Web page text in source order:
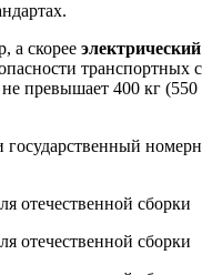
а скорее
превышает 400 кг